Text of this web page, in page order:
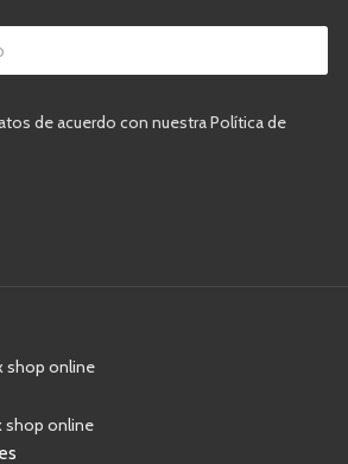
de acuerdo con nuestra Política de